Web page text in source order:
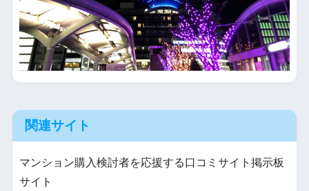
関連サイト
マンション購入検討者を応援する口コミサイト掲示板
サイト